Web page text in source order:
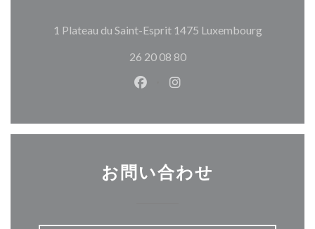
1 Plateau du Saint-Esprit 1475 Luxembourg((新しい
26 20 08 80
Facebook ((新しいウィンドウ
Instagram ((新しいウィ
お問い合わせ